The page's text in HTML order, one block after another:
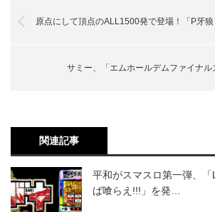
原点にして頂点のALL1500発で登場！「P牙狼
サミー、「エムホールデムファイナ
関連記事
平和がスマスロ第一弾、「
ば喰らえ!!!」を発…